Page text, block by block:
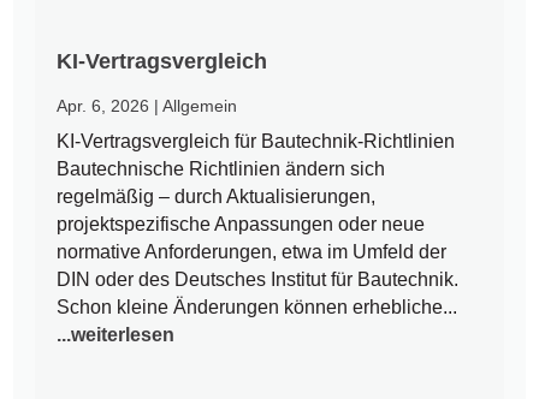
KI-Vertragsvergleich
Apr. 6, 2026 |Allgemein
KI-Vertragsvergleich für Bautechnik-Richtlinien
Bautechnische Richtlinien ändern sich
regelmäßig – durch Aktualisierungen,
projektspezifische Anpassungen oder neue
normative Anforderungen, etwa im Umfeld der
DIN oder des Deutsches Institut für Bautechnik.
Schon kleine Änderungen können erhebliche...
...weiterlesen